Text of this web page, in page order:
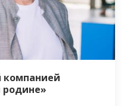
компанией
родине»